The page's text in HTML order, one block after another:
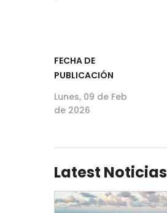
FECHA DE
PUBLICACIÓN
Lunes, 09 de Feb
de 2026
Latest Noticias